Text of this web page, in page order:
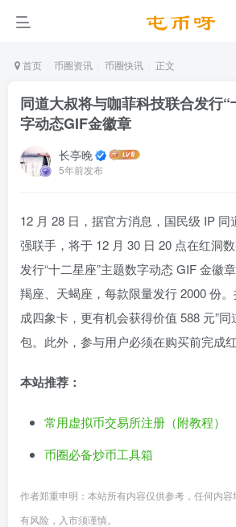
首页 币圈资讯 币圈快讯 正文
同道大叔将与咖菲科技联合发行
字动态GIF金徽章
长亭晚
5年前发布
12 月 28 日，据官方消息，国民级 IP
强联手，将于 12 月 30 日 20 点在红洞
发行“十二星座”主题数字动态 GIF 金徽
羯座、天蝎座，每款限量发行 2000 份。
成四象卡，更有机会获得价值 588 元”同
包。此外，参与用户必须在购买前完成
本站推荐：
常用虚拟币交易所注册（附教程）
币圈必备炒币工具箱
作者郑重申明：本站所有内容仅供参考，任何内
有风险，入市须谨慎。